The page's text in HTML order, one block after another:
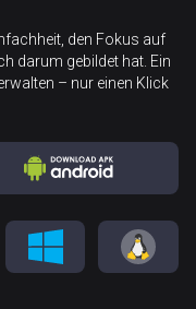
den Fokus auf
darum gebildet hat. Ein
– nur einen Klick